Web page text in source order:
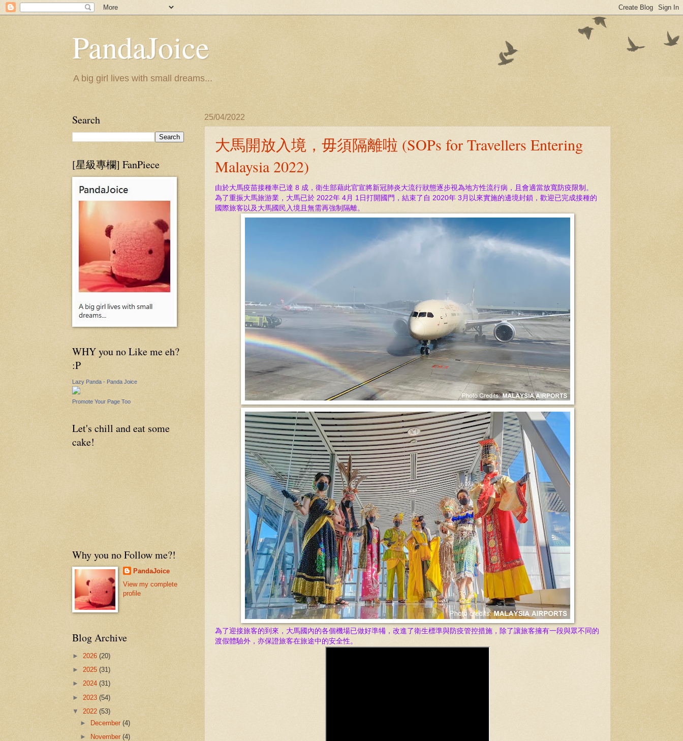
PandaJoice
A big girl lives with small dreams...
25/04/2022
大馬開放入境，毋須隔離啦 (SOPs for Travellers Entering
Malaysia 2022)
由於大馬疫苗接種率已達 8 成，衛生部藉此官宣將新冠肺炎大流行狀態逐步視為地方性流行病，且會適當放寬防疫限制。
為了重振大馬旅游業，大馬已於 2022年 4月 1日打開國門，結束了自 2020年 3月以來實施的邊境封鎖，歡迎已完成接種的
國際旅客以及大馬國民入境且無需再強制隔離。
為了迎接旅客的到來， 大馬國內的各個機場已做好準犕，改進了衛生標準與防疫管控措施，除了讓旅客擁有一段與眾不同的
渡假體驗外，亦保證旅客在旅途中的安全性。
Search
[星級專欄] FanPiece
WHY you no Like me eh?
:P
Lazy Panda - Panda Joice
Promote Your Page Too
Let's chill and eat some
cake!
Why you no Follow me?!
PandaJoice
View my complete
profile
Blog Archive
► 2026 (20)
► 2025 (31)
► 2024 (31)
► 2023 (54)
▼ 2022 (53)
► December(4)
►
November(4)